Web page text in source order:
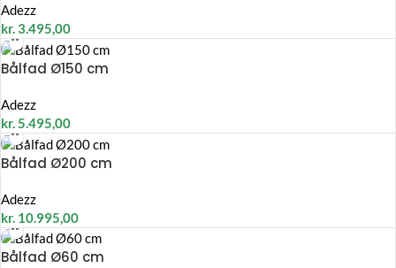
Adezz
kr.3.495,00
Bålfad Ø150 cm
Adezz
kr.5.495,00
Bålfad Ø200 cm
Adezz
kr. 10.995,00
Bålfad Ø60 cm